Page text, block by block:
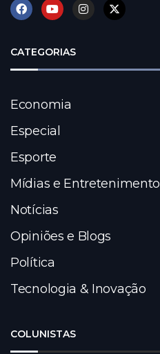
CATEGORIAS
Economia
Especial
Esporte
Mídias e Entretenimento
Notícias
Opiniões e Blogs
Política
Tecnologia & Inovação
COLUNISTAS